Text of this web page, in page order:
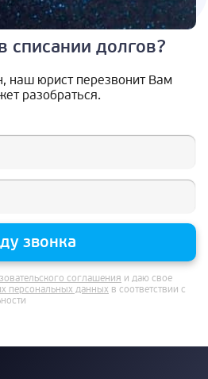
долгов?
наш юрист перезвонит Вам
разобраться.
звонка
соглашения и даю свое
персональных данных в соответствии с